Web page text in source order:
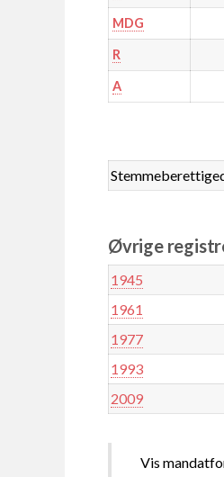
MDG
R
A
Øvrige
1945
1961
1977
1993
2009
Vis